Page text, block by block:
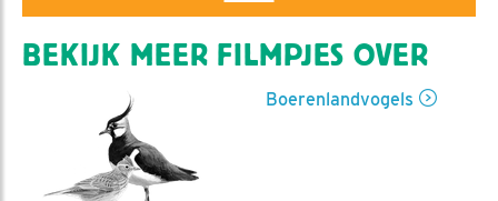
BEKIJK MEER FILMPJES OVER
Boerenlandvogels